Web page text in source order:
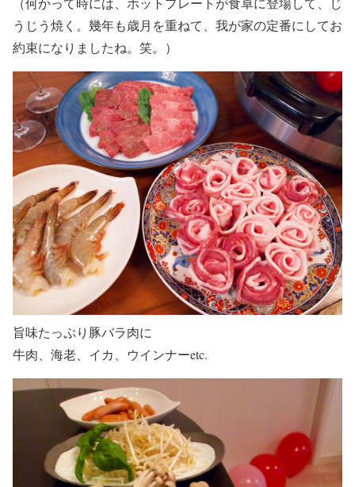
うじう焼く。幾年も歳月を重ねて、我が家の定番にしてお
約束になりましたね。笑。）
旨味たっぷり豚バラ肉に
牛肉、海老、イカ、ウインナーetc.